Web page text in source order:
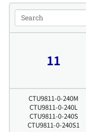
11
CTU9811-0-240M
CTU9811-0-240L
CTU9811-0-240S
CTU9811-0-240S1